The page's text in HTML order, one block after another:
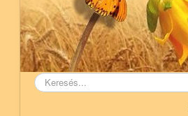
Keresés...